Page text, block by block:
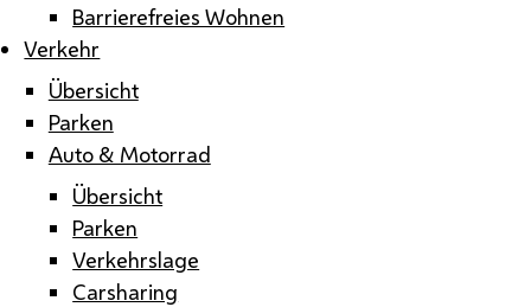
Barrierefreies Wohnen
Verkehr
Übersicht
Parken
Auto & Motorrad
Übersicht
Parken
Verkehrslage
Carsharing